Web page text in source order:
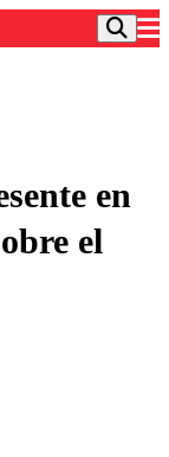
en
el